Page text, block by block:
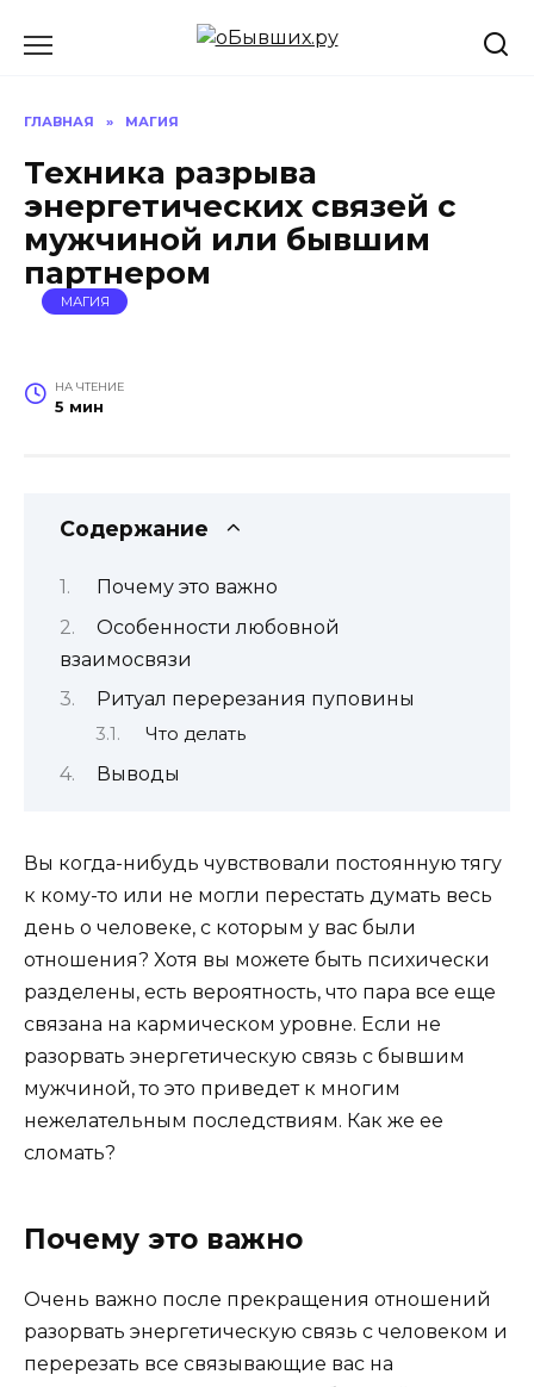
ГЛАВНАЯ » МАГИЯ
Техника разрыва
энергетических связей с
мужчиной или бывшим
партнером
МАГИЯ
НА ЧТЕНИЕ
5 мин
Содержание
Почему это важно
Особенности любовной
взаимосвязи
Ритуал перерезания пуповины
Что делать
Выводы
Вы когда-нибудь чувствовали постоянную тягу
к кому-то или не могли перестать думать весь
день о человеке, с которым у вас были
отношения? Хотя вы можете быть психически
разделены, есть вероятность, что пара все еще
связана на кармическом уровне. Если не
разорвать энергетическую связь с бывшим
мужчиной, то это приведет к многим
нежелательным последствиям. Как же ее
сломать?
Почему это важно
Очень важно после прекращения отношений
разорвать энергетическую связь с человеком и
перерезать все связывающие вас на